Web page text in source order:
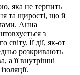
яка не терпить
та щирості, що й
Анна
з
Її дії, як-от
розкривають
а її внутрішні